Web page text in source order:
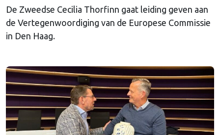
De Zweedse Cecilia Thorfinn gaat leiding geven aan
de Vertegenwoordiging van de Europese Commissie
in Den Haag.